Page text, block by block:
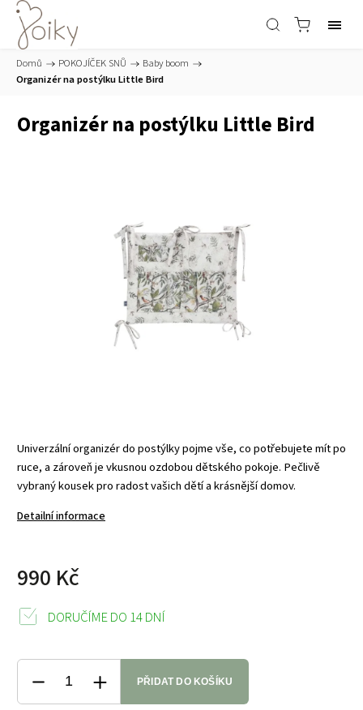
Domů / POKOJÍČEK SNŮ / Baby boom /
Organizér na postýlku Little Bird
Organizér na postýlku Little Bird
Univerzální organizér do postýlky pojme vše, co potřebujete mít po
ruce, a zároveň je vkusnou ozdobou dětského pokoje. Pečlivě
vybraný kousek pro radost vašich dětí a krásnější domov.
Detailní informace
990 Kč
DORUČÍME DO 14 DNÍ
PŘIDAT DO KOŠÍKU